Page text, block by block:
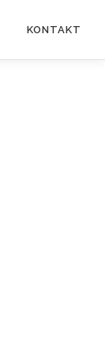
KONTAKT